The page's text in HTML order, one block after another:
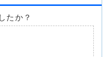
たか？